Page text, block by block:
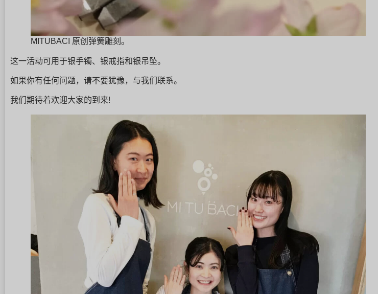
MITUBACI 原创弹簧雕刻。
这一活动可用于银手镯、银戒指和银吊坠。
如果你有任何问题，请不要犹豫，与我们联系。
我们期待着欢迎大家的到来!